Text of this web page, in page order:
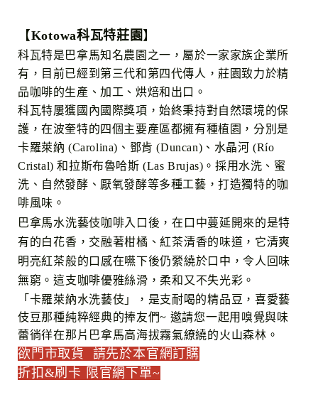
【Kotowa科瓦特莊園 】
科瓦特是巴拿馬知名農園之一， 屬於一家家族企業所
有，目前已經到第三代和第四代傳人 ，莊園致力於精
品咖啡的生產、加工、烘焙和出口 。
科瓦特屢獲國內國際獎項，始終秉持對自然環境的保
護，在波奎特的四個主要產區都擁有種植園，分別是
卡羅萊納 (Carolina)、鄧肯 (Duncan)、水晶河 (Río
Cristal) 和拉斯布魯哈斯 (Las Brujas)。 採用水洗、蜜
洗、自然發酵、厭氧發酵等多種工藝，打造獨特的咖
啡風味。
巴拿馬水洗藝伎咖啡入 口 後 ，在口中蔓延開來的是特
有的白花香 ，交融著柑橘 、紅茶清香的味道，它清爽
明亮紅茶般的口感在嚥下後仍縈繞於口中，令人回味
無窮。這支 咖啡優雅絲滑，柔和又不失光彩。
「卡羅萊納水洗藝伎」，是支耐喝的精品豆 ，喜愛藝
伎豆那種純粹經典的捧友們~ 邀請您一起用嗅覺與味
蕾徜徉在那片巴拿馬高海拔霧氣繚繞的火山森林 。
欲門市取貨 請先於本官網訂購
折扣&刷卡 限官網下單~